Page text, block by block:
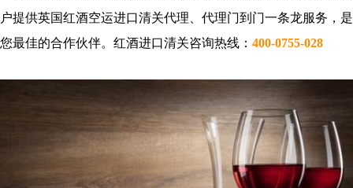
增值服务
联系我们
户提供英国红酒空运进口清关代理、代理门到门一条龙服务，是
您最佳的合作伙伴。红酒进口清关咨询热线： 400-0755-028